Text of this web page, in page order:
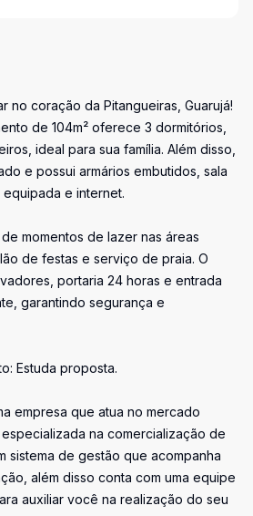
no coração da Pitangueiras, Guarujá!
de 104m² oferece 3 dormitórios,
ideal para sua família. Além disso,
e possui armários embutidos, sala
e internet.
momentos de lazer nas áreas
de festas e serviço de praia. O
portaria 24 horas e entrada
garantindo segurança e
Estuda proposta.
empresa que atua no mercado
na comercialização de
sistema de gestão que acompanha
além disso conta com uma equipe
auxiliar você na realização do seu